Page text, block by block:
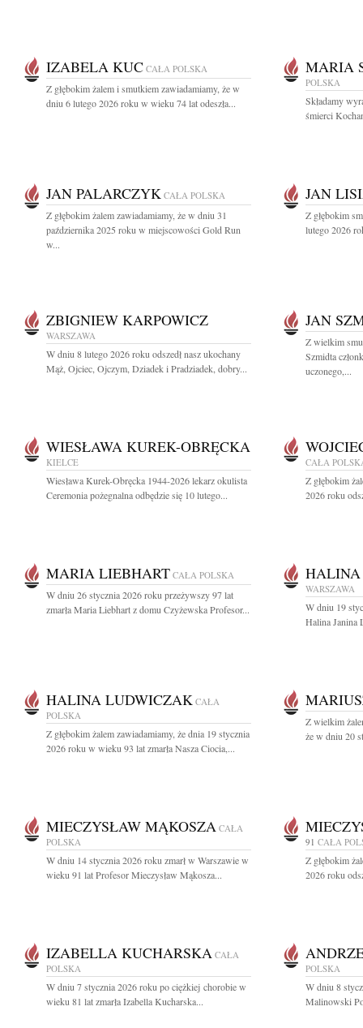
IZABELA KUC CAŁA POLSKA
Z głębokim żalem i smutkiem zawiadamiamy, że w
dniu 6 lutego 2026 roku w wieku 74 lat odeszła...
MARIA
POLSKA
Składamy
śmierci
JAN PALARCZYK CAŁA POLSKA
Z głębokim żalem zawiadamiamy, że w dniu 31
października 2025 roku w miejscowości Gold Run
w...
JAN
Z głębokim
lutego 2026
ZBIGNIEW KARPOWICZ
WARSZAWA
W dniu 8 lutego 2026 roku odszedł nasz ukochany
Mąż, Ojciec, Ojczym, Dziadek i Pradziadek, dobry...
JAN
Z wielkim
Szmidta
uczonego,...
WIESŁAWA KUREK-OBRĘCKA
KIELCE
Wiesława Kurek-Obręcka 1944-2026 lekarz okulista
Ceremonia pożegnalna odbędzie się 10 lutego...
CAŁA
Z głębokim
2026 roku
MARIA LIEBHART CAŁA POLSKA
W dniu 26 stycznia 2026 roku przeżywszy 97 lat
zmarła Maria Liebhart z domu Czyżewska Profesor...
WARSZAWA
W dniu 19
Halina Janina
HALINA LUDWICZAK CAŁA
POLSKA
Z głębokim żalem zawiadamiamy, że dnia 19 stycznia
2026 roku w wieku 93 lat zmarła Nasza Ciocia,...
Z wielkim
że w dniu 20
MIECZYSŁAW MĄKOSZA CAŁA
POLSKA
W dniu 14 stycznia 2026 roku zmarł w Warszawie w
wieku 91 lat Profesor Mieczysław Mąkosza...
91 CAŁA
Z głębokim
2026 roku
IZABELLA KUCHARSKA CAŁA
POLSKA
W dniu 7 stycznia 2026 roku po ciężkiej chorobie w
wieku 81 lat zmarła Izabella Kucharska...
POLSKA
W dniu 8
Malinowski